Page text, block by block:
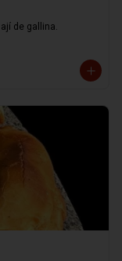
de gallina.